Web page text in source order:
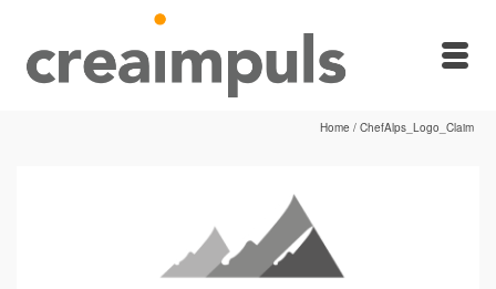
Home / ChefAlps_Logo_Claim